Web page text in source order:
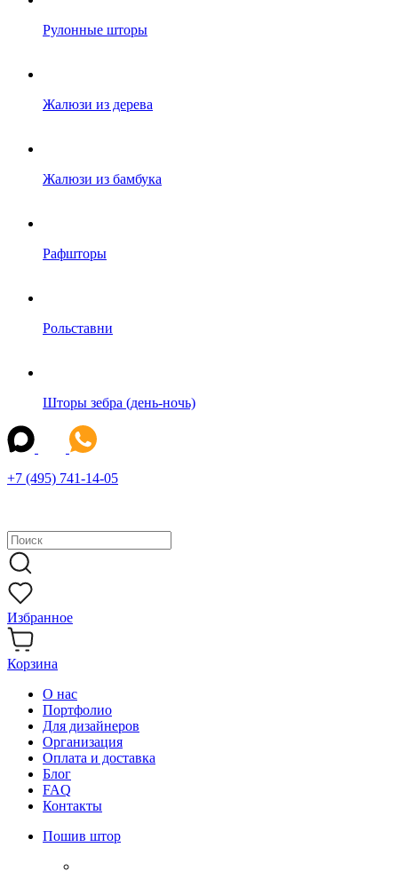
Рулонные шторы
Жалюзи из дерева
Жалюзи из бамбука
Рафшторы
Рольставни
Шторы зебра (день-ночь)
+7 (495) 741-14-05
Избранное
Корзина
О нас
Портфолио
Для дизайнеров
Организация
Оплата и доставка
Блог
FAQ
Контакты
Пошив штор